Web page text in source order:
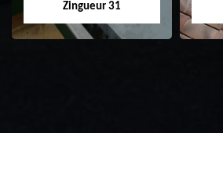
Zingueur 31